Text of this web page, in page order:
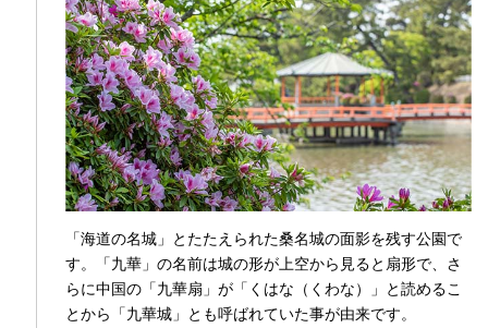
「海道の名城」とたたえられた桑名城の面影を残す公園で
す。「九華」の名前は城の形が上空から見ると扇形で、さ
らに中国の「九華扇」が「くはな（くわな）」と読めるこ
とから「九華城」とも呼ばれていた事が由来です。